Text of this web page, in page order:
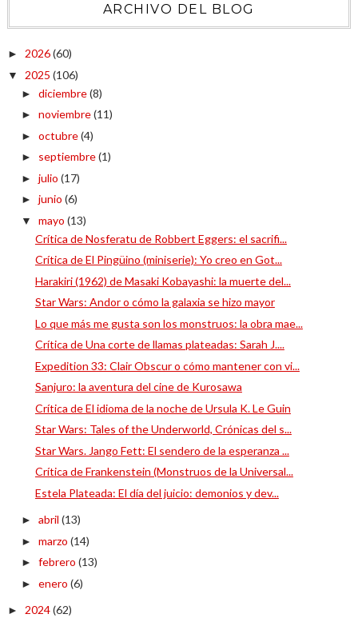
ARCHIVO DEL BLOG
► 2026(60)
▼ 2025 (106)
► diciembre(8)
► noviembre(11)
► octubre(4)
► septiembre(1)
► julio (17)
► junio (6)
▼ mayo (13)
Crítica de Nosferatu de Robbert Eggers: el sacrifi...
Crítica de El Pingüino (miniserie): Yo creo en Got...
Harakiri (1962) de Masaki Kobayashi: la muerte del...
Star Wars: Andor o cómo la galaxia se hizo mayor
Lo que más me gusta son los monstruos: la obra mae...
Crítica de Una corte de llamas plateadas: Sarah J....
Expedition 33: Clair Obscur o cómo mantener con vi...
Sanjuro: la aventura del cine de Kurosawa
Crítica de El idioma de la noche de Ursula K. Le Guin
Star Wars: Tales of the Underworld, Crónicas del s...
Star Wars. Jango Fett: El sendero de la esperanza ...
Crítica de Frankenstein (Monstruos de la Universal...
Estela Plateada: El día del juicio: demonios y dev...
► abril (13)
► marzo (14)
► febrero (13)
► enero (6)
► 2024(62)